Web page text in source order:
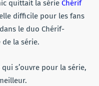
quittait la série Chérif
difficile pour les fans
le duo Chérif-
de la série.
s’ouvre pour la série,